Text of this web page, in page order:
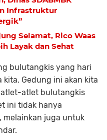
Infrastruktur
Selamat, Rico Waas
Layak dan Sehat
bulutangkis yang hari
kita. Gedung ini akan kita
atlet bulutangkis
ini tidak hanya
melainkan juga untuk